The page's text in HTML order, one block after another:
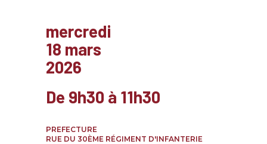
LES PARTENAIRES
ARCHIVES
mercredi
18 mars
2026
De 9h30 à 11h30
PREFECTURE
RUE DU 30ÈME RÉGIMENT D'INFANTERIE